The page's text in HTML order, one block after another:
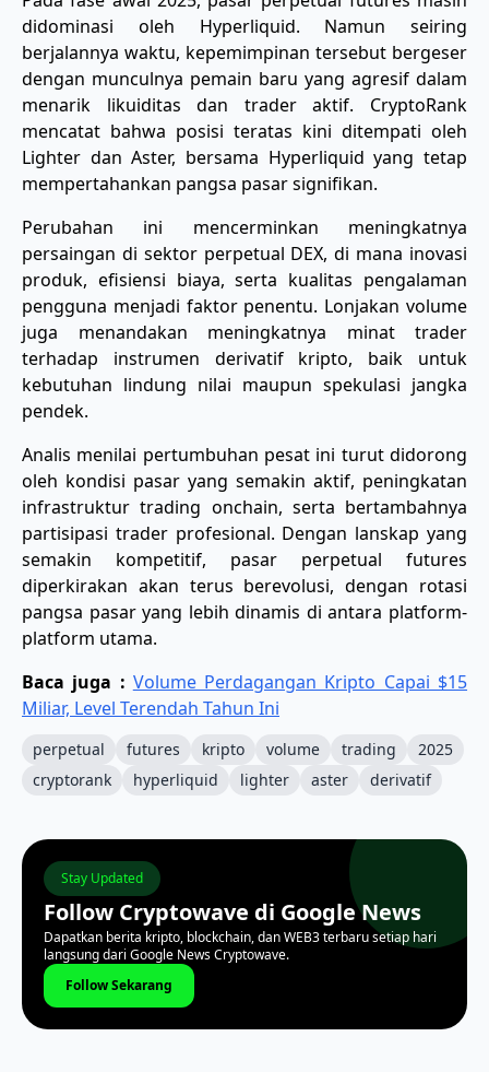
didominasi oleh Hyperliquid. Namun seiring
berjalannya waktu, kepemimpinan tersebut bergeser
dengan munculnya pemain baru yang agresif dalam
menarik likuiditas dan trader aktif. CryptoRank
mencatat bahwa posisi teratas kini ditempati oleh
Lighter dan Aster, bersama Hyperliquid yang tetap
mempertahankan pangsa pasar signifikan.
Perubahan ini mencerminkan meningkatnya
persaingan di sektor perpetual DEX, di mana inovasi
produk, efisiensi biaya, serta kualitas pengalaman
pengguna menjadi faktor penentu. Lonjakan volume
juga menandakan meningkatnya minat trader
terhadap instrumen derivatif kripto, baik untuk
kebutuhan lindung nilai maupun spekulasi jangka
pendek.
Analis menilai pertumbuhan pesat ini turut didorong
oleh kondisi pasar yang semakin aktif, peningkatan
infrastruktur trading onchain, serta bertambahnya
partisipasi trader profesional. Dengan lanskap yang
semakin kompetitif, pasar perpetual futures
diperkirakan akan terus berevolusi, dengan rotasi
pangsa pasar yang lebih dinamis di antara platform-
platform utama.
Baca juga : Volume Perdagangan Kripto Capai $15
Miliar, Level Terendah Tahun Ini
perpetual futures kripto volume trading
2025
cryptorank
hyperliquid lighter aster derivatif
Stay Updated
Follow Cryptowave di Google News
Dapatkan berita kripto, blockchain, dan WEB3 terbaru setiap hari
langsung dari Google News Cryptowave.
Follow Sekarang